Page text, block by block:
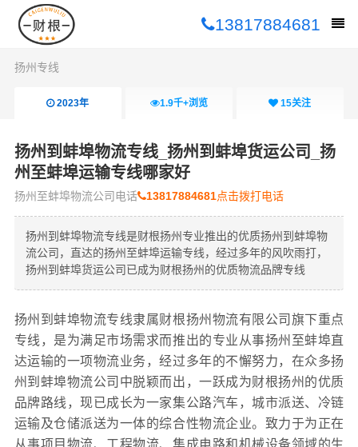
13817884681
扬州专线
2023年 1.9千+浏览 15关注
扬州到蚌埠物流专线_扬州到蚌埠货运公司_扬
州至蚌埠运输专线哪家好
扬州至蚌埠物流公司电话 13817884681点击拨打电话
扬州到蚌埠物流专线是财根扬州专业推出的优质扬州到蚌埠物
流公司，直达的扬州至蚌埠运输专线，经过多年的风吹雨打，
扬州到蚌埠货运公司已成为财根扬州的优质物流品牌专线
扬州到蚌埠物流专线隶属财根扬州物流有限公司旗下重点
专线，是为满足市场需求而推出的专业从事扬州至蚌埠直
达运输的一项物流业务，经过多年的不懈努力，在众多扬
州到蚌埠物流公司中脱颖而出，一跃成为财根扬州的优质
品牌路线，现已成长为一家集公路汽车，城市派送、冷链
运输及仓储派送为一体的综合性物流企业。致力于为正在
从事项目物流、工程物流、集成电路和机械设备领域的生